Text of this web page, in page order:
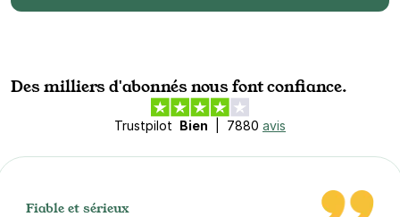
Des milliers d'abonnés nous font confiance.
Trustpilot Bien 7880 avis
Fiable et sérieux